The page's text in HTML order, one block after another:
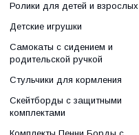
Ролики для детей и взрослых
Детские игрушки
Самокаты с сидением и
родительской ручкой
Стульчики для кормления
Скейтборды с защитными
комплектами